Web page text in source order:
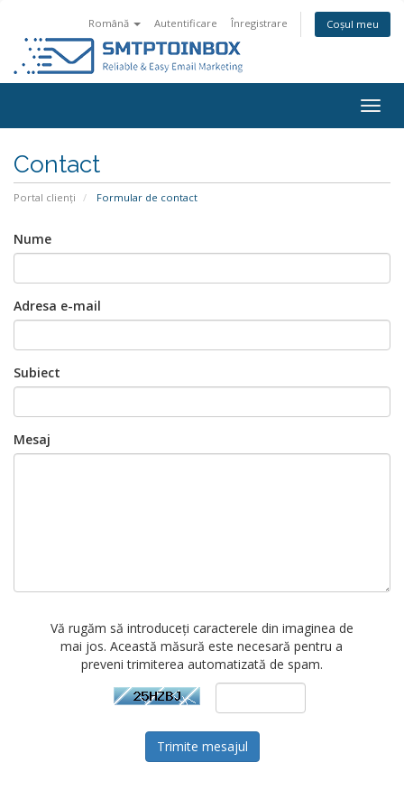
Română Autentificare Înregistrare Coșul meu
Contact
Portal clienți Formular de contact
Nume
Adresa e-mail
Subiect
Mesaj
Vă rugăm să introduceți caracterele din imaginea de
mai jos. Această măsură este necesară pentru a
preveni trimiterea automatizată de spam.
Trimite mesajul